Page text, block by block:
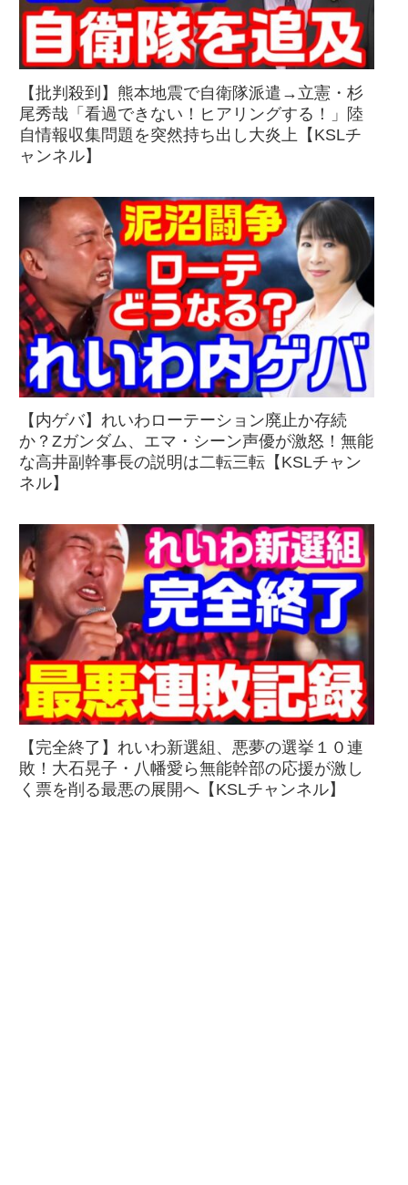
【批判殺到】熊本地震で自衛隊派遣→立憲・杉
尾秀哉「看過できない！ヒアリングする！」陸
自情報収集問題を突然持ち出し大炎上【KSLチ
ャンネル】
【内ゲバ】れいわローテーション廃止か存続
か？Zガンダム、エマ・シーン声優が激怒！無能
な高井副幹事長の説明は二転三転【KSLチャン
ネル】
【完全終了】れいわ新選組、悪夢の選挙１０連
敗！大石晃子・八幡愛ら無能幹部の応援が激し
く票を削る最悪の展開へ【KSLチャンネル】